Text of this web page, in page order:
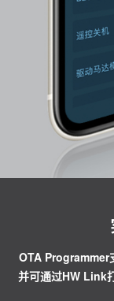
OTA Programmer
并可通过HW Link